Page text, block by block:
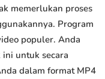
memerlukan proses
Program
populer. Anda
untuk secara
dalam format MP4